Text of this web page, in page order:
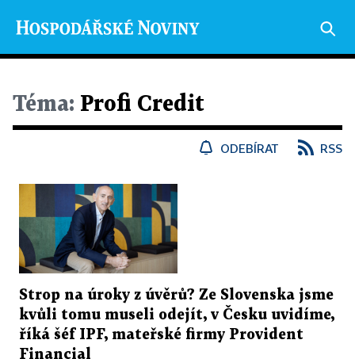
Téma: Profi Credit
ODEBÍRAT RSS
Strop na úroky z úvěrů? Ze Slovenska jsme
kvůli tomu museli odejít, v Česku uvidíme,
říká šéf IPF, mateřské firmy Provident
Financial